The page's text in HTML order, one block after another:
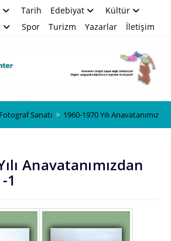
Tarih Edebiyat
Kültür
Spor Turizm Yazarlar İletişim
Sanatı > 1960-1970 Yılı
Anavatanımızdan
1